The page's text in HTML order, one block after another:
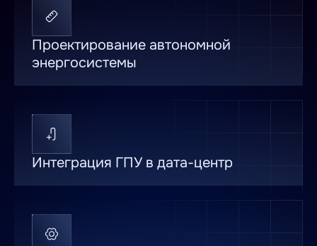
Проектирование автономной
энергосистемы
Интеграция ГПУ в дата-центр